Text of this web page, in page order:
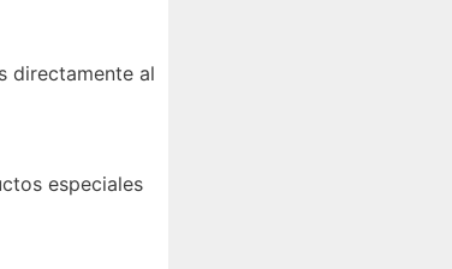
directamente al
especiales